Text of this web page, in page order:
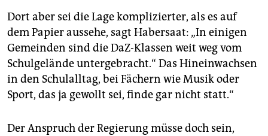
Dort aber sei die Lage komplizierter, als es auf
dem Papier aussehe, sagt Habersaat: „In einigen
Gemeinden sind die DaZ-Klassen weit weg vom
Schulgelände untergebracht.“ Das Hineinwachsen
in den Schulalltag, bei Fächern wie Musik oder
Sport, das ja gewollt sei, finde gar nicht statt.“
Der Anspruch der Regierung müsse doch sein,